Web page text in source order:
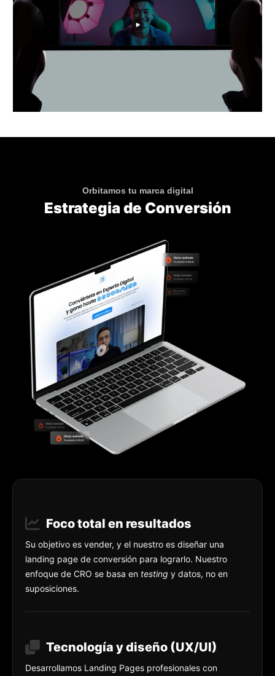
Orbitamos tu marca digital
Estrategia de Conversión
Foco total en resultados
Su objetivo es vender, y el nuestro es diseñar una
landing page de conversión para lograrlo. Nuestro
enfoque de CRO se basa en testing y datos, no en
suposiciones.
Tecnología y diseño (UX/UI)
Desarrollamos Landing Pages profesionales con